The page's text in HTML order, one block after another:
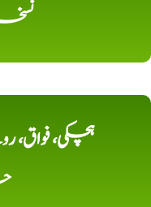
ہچکی، فواق،